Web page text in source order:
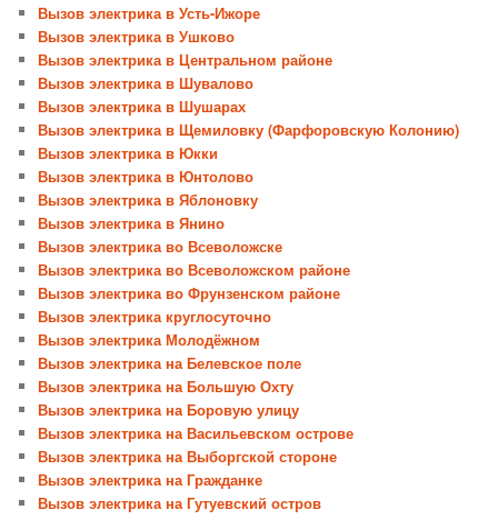
Вызов электрика в Усть-Ижоре
Вызов электрика в Ушково
Вызов электрика в Центральном районе
Вызов электрика в Шувалово
Вызов электрика в Шушарах
Вызов электрика в Щемиловку (Фарфоровскую Колонию)
Вызов электрика в Юкки
Вызов электрика в Юнтолово
Вызов электрика в Яблоновку
Вызов электрика в Янино
Вызов электрика во Всеволожске
Вызов электрика во Всеволожском районе
Вызов электрика во Фрунзенском районе
Вызов электрика круглосуточно
Вызов электрика Молодёжном
Вызов электрика на Белевское поле
Вызов электрика на Большую Охту
Вызов электрика на Боровую улицу
Вызов электрика на Васильевском острове
Вызов электрика на Выборгской стороне
Вызов электрика на Гражданке
Вызов электрика на Гутуевский остров